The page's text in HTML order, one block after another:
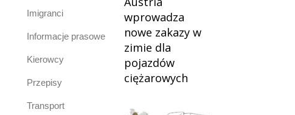
Imigranci
Informacje prasowe
Kierowcy
Przepisy
Transport
wprowadza
nowe zakazy w
zimie dla
pojazdów
ciężarowych